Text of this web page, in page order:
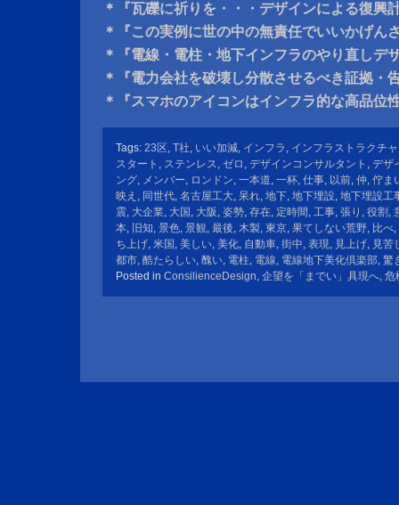
＊『瓦礫に祈りを・・・デザインによる復興
＊『この実例に世の中の無責任でいいかげん
＊『電線・電柱・地下インフラのやり直しデ
＊『電力会社を破壊し分散させるべき証拠・
＊『スマホのアイコンはインフラ的な高品位
Tags: 23区, T社, いい加減, インフラ , インフラストラクチ
スタート , ステンレス, ゼロ , デザインコンサルタント , デザ
ング, メンバー, ロンドン, 一本道, 一杯, 仕事, 以前, 仲, 佇ま
映え , 同世代, 名古屋工大, 呆れ, 地下, 地下埋設, 地下埋設工
震, 大企業, 大国 , 大阪 , 姿勢, 存在, 定時間 , 工事, 張り , 役割 ,
本, 旧知, 景色, 景観, 最後, 木製, 東京, 果てしない荒野, 比べ,
ち上げ, 米国 , 美しい, 美化, 自動車, 街中, 表現, 見上げ, 見苦
都市, 酷たらしい, 醜い, 電柱, 電線, 電線地下美化倶楽部, 驚
Posted in ConsilienceDesign, 企望を「までい」具現へ, 危